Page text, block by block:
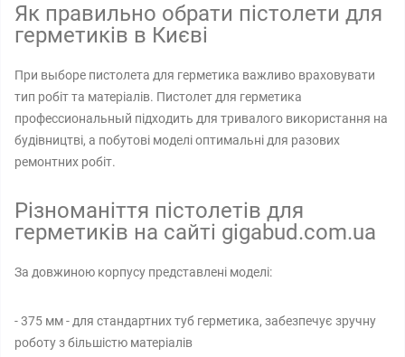
Як правильно обрати пістолети для
герметиків в Києві
При выборе пистолета для герметика важливо враховувати
тип робіт та матеріалів. Пистолет для герметика
профессиональный підходить для тривалого використання на
будівництві, а побутові моделі оптимальні для разових
ремонтних робіт.
Різноманіття пістолетів для
герметиків на сайті gigabud.com.ua
За довжиною корпусу представлені моделі:
- 375 мм - для стандартних туб герметика, забезпечує зручну
роботу з більшістю матеріалів